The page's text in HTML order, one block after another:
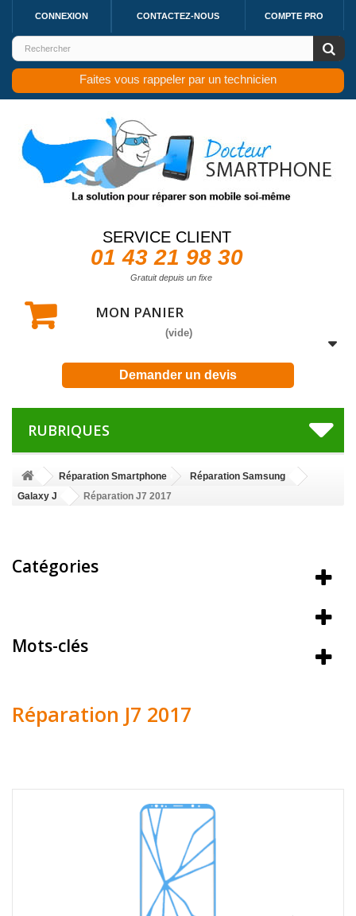
CONNEXION CONTACTEZ-NOUS COMPTE PRO
Faites vous rappeler par un technicien
SERVICE CLIENT
01 43 21 98 30
Gratuit depuis un fixe
MON PANIER
(vide)
Demander un devis
RUBRIQUES
Réparation Smartphone
Réparation Samsung
Galaxy J
Réparation J7 2017
Catégories
Mots-clés
Réparation J7 2017